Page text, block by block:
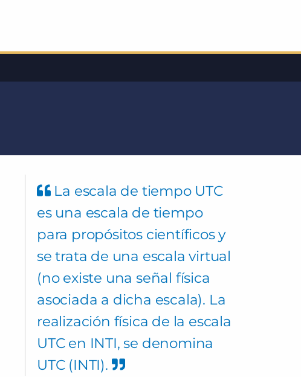
La escala de tiempo UTC
es una escala de tiempo
para propósitos científicos y
se trata de una escala virtual
(no existe una señal física
asociada a dicha escala). La
realización física de la escala
UTC en INTI, se denomina
UTC (INTI).